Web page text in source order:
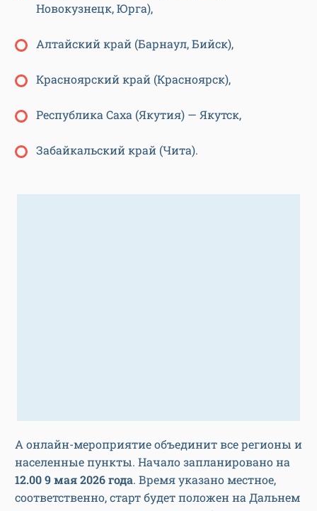
Новокузнецк, Юрга),
Алтайский край (Барнаул, Бийск),
Красноярский край (Красноярск),
Республика Саха (Якутия) — Якутск,
Забайкальский край (Чита).
А онлайн-мероприятие объединит все регионы и
населенные пункты. Начало запланировано на
12.00 9 мая 2026 года. Время указано местное,
соответственно, старт будет положен на Дальнем